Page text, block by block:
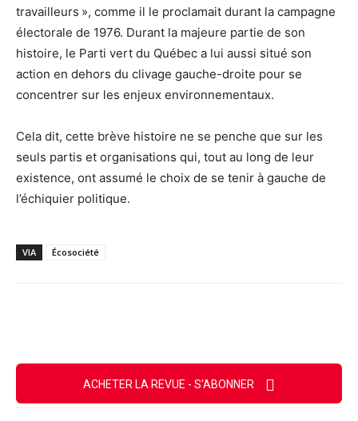
travailleurs », comme il le proclamait durant la campagne
électorale de 1976. Durant la majeure partie de son
histoire, le Parti vert du Québec a lui aussi situé son
action en dehors du clivage gauche-droite pour se
concentrer sur les enjeux environnementaux.
Cela dit, cette brève histoire ne se penche que sur les
seuls partis et organisations qui, tout au long de leur
existence, ont assumé le choix de se tenir à gauche de
l’échiquier politique.
VIA Écosociété
ACHETER LA REVUE - S'ABONNER